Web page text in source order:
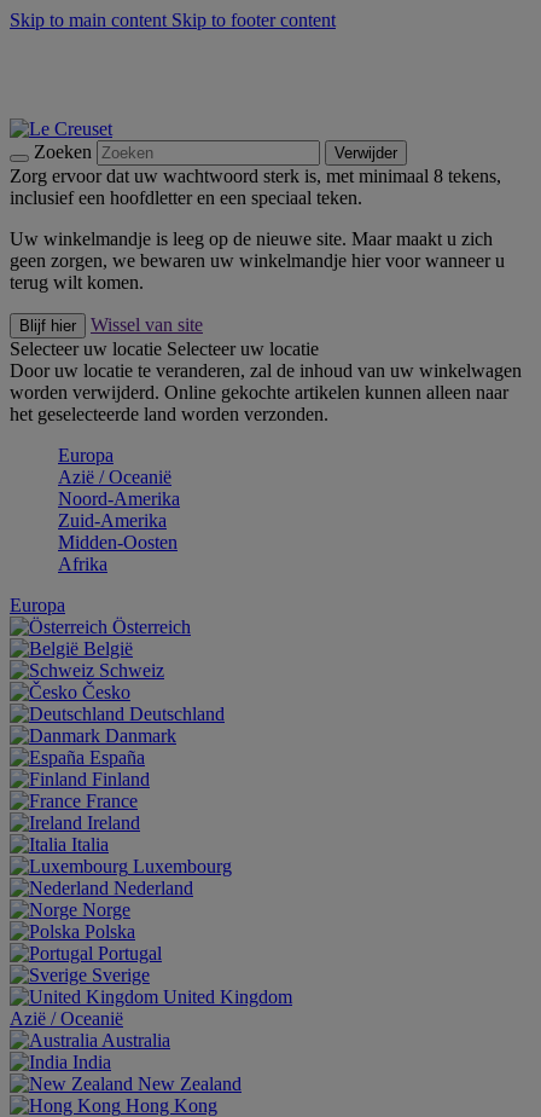
Skip to main content Skip to footer content
Zoeken Verwijder
Zorg ervoor dat uw wachtwoord sterk is, met minimaal 8 tekens,
inclusief een hoofdletter en een speciaal teken.
Uw winkelmandje is leeg op de nieuwe site. Maar maakt u zich
geen zorgen, we bewaren uw winkelmandje hier voor wanneer u
terug wilt komen.
Blijf hier
Wissel van site
Selecteer uw locatie Selecteer uw locatie
Door uw locatie te veranderen, zal de inhoud van uw winkelwagen
worden verwijderd. Online gekochte artikelen kunnen alleen naar
het geselecteerde land worden verzonden.
Europa
Aziё / Oceaniё
Noord-Amerika
Zuid-Amerika
Midden-Oosten
Afrika
Europa
Österreich
België
Schweiz
Česko
Deutschland
Danmark
España
Finland
France
Ireland
Italia
Luxembourg
Nederland
Norge
Polska
Portugal
Sverige
United Kingdom
Aziё / Oceaniё
Australia
India
New Zealand
Hong Kong